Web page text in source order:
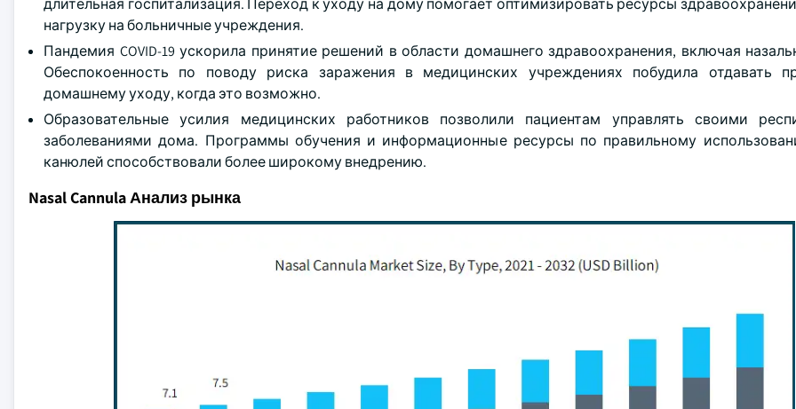
длительная госпитализация. Переход к уходу на дому помогает оптимизировать ресурсы
нагрузку на больничные учреждения.
Пандемия COVID-19 ускорила принятие решений в области домашнего здравоохранения, включая
Обеспокоенность по поводу риска заражения в медицинских учреждениях побудила отдавать
домашнему уходу, когда это возможно.
Образовательные усилия медицинских работников позволили пациентам управлять своими
заболеваниями дома. Программы обучения и информационные ресурсы по правильному
канюлей способствовали более широкому внедрению.
Nasal Cannula Анализ рынка